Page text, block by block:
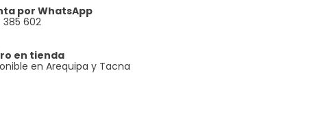
por WhatsApp
385 602
en tienda
en Arequipa y Tacna